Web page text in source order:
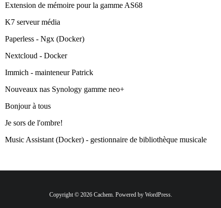
Extension de mémoire pour la gamme AS68
K7 serveur média
Paperless - Ngx (Docker)
Nextcloud - Docker
Immich - mainteneur Patrick
Nouveaux nas Synology gamme neo+
Bonjour à tous
Je sors de l'ombre!
Music Assistant (Docker) - gestionnaire de bibliothèque musicale
Copyright © 2026 Cachem. Powered by WordPress.